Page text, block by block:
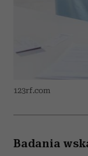
123rf.com
Badania